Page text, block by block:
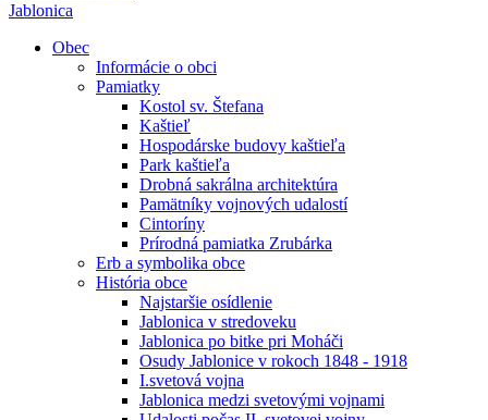
Jablonica
Obec
Informácie o obci
Pamiatky
Kostol sv. Štefana
Kaštieľ
Hospodárske budovy kaštieľa
Park kaštieľa
Drobná sakrálna architektúra
Pamätníky vojnových udalostí
Cintoríny
Prírodná pamiatka Zrubárka
Erb a symbolika obce
História obce
Najstaršie osídlenie
Jablonica v stredoveku
Jablonica po bitke pri Moháči
Osudy Jablonice v rokoch 1848 - 1918
I.svetová vojna
Jablonica medzi svetovými vojnami